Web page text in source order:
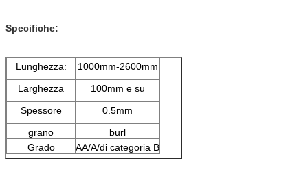
Specifiche:
Lunghezza:
1000mm-2600mm
Larghezza
100mm e su
Spessore
0.5mm
grano
burl
Grado
AA/A/di categoria B